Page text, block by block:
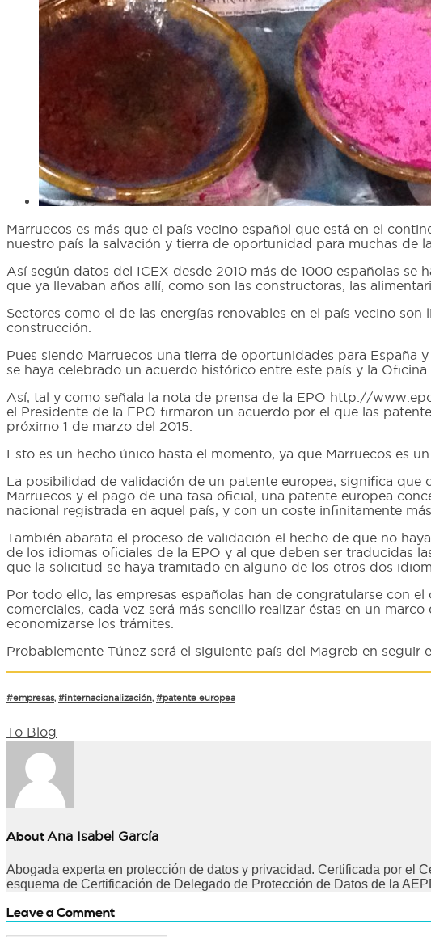
Marruecos es más que el país vecino español que está en el
nuestro país la salvación y tierra de oportunidad para muchas de
Así según datos del ICEX desde 2010 más de 1000 españolas se
que ya llevaban años allí, como son las constructoras, las
Sectores como el de las energías renovables en el país vecino
construcción.
Pues siendo Marruecos una tierra de oportunidades para España
se haya celebrado un acuerdo histórico entre este país y la Oficina
Así, tal y como señala la nota de prensa de la EPO http://
el Presidente de la EPO firmaron un acuerdo por el que las
próximo 1 de marzo del 2015.
Esto es un hecho único hasta el momento, ya que Marruecos es
La posibilidad de validación de un patente europea, significa
Marruecos y el pago de una tasa oficial, una patente europea
nacional registrada en aquel país, y con un coste infinitamente
También abarata el proceso de validación el hecho de que no
de los idiomas oficiales de la EPO y al que deben ser traducidas
que la solicitud se haya tramitado en alguno de los otros dos
Por todo ello, las empresas españolas han de congratularse con
comerciales, cada vez será más sencillo realizar éstas en un
economizarse los trámites.
Probablemente Túnez será el siguiente país del Magreb en seguir
#empresas, #internacionalización, #patente europea
To Blog
About Ana Isabel García
Abogada experta en protección de datos y privacidad. Certificada por el
esquema de Certificación de Delegado de Protección de Datos de la
Leave a Comment